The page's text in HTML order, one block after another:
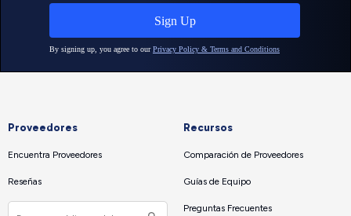
Proveedores
Encuentra Proveedores
Reseñas
Recursos
Comparación de Proveedores
Guías de Equipo
Preguntas Frecuentes